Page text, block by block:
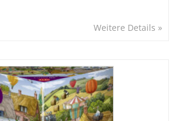
Weitere Details »